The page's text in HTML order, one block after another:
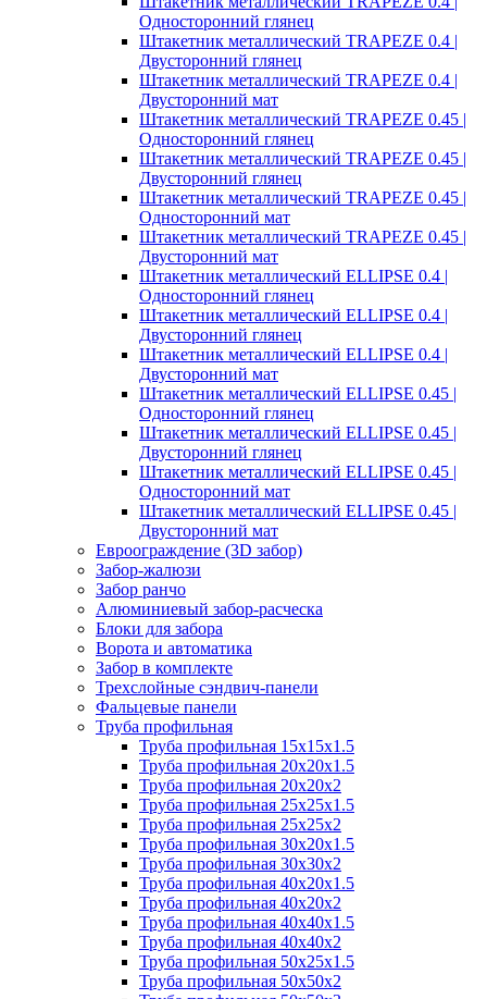
Односторонний глянец
Штакетник металлический TRAPEZE 0.4 |
Двусторонний глянец
Штакетник металлический TRAPEZE 0.4 |
Двусторонний мат
Штакетник металлический TRAPEZE 0.45 |
Односторонний глянец
Штакетник металлический TRAPEZE 0.45 |
Двусторонний глянец
Штакетник металлический TRAPEZE 0.45 |
Односторонний мат
Штакетник металлический TRAPEZE 0.45 |
Двусторонний мат
Штакетник металлический ELLIPSE 0.4 |
Односторонний глянец
Штакетник металлический ELLIPSE 0.4 |
Двусторонний глянец
Штакетник металлический ELLIPSE 0.4 |
Двусторонний мат
Штакетник металлический ELLIPSE 0.45 |
Односторонний глянец
Штакетник металлический ELLIPSE 0.45 |
Двусторонний глянец
Штакетник металлический ELLIPSE 0.45 |
Односторонний мат
Штакетник металлический ELLIPSE 0.45 |
Двусторонний мат
Евроограждение (3D забор)
Забор-жалюзи
Забор ранчо
Алюминиевый забор-расческа
Блоки для забора
Ворота и автоматика
Забор в комплекте
Трехслойные сэндвич-панели
Фальцевые панели
Труба профильная
Труба профильная 15х15х1.5
Труба профильная 20х20х1.5
Труба профильная 20х20х2
Труба профильная 25х25х1.5
Труба профильная 25х25х2
Труба профильная 30х20х1.5
Труба профильная 30х30х2
Труба профильная 40х20х1.5
Труба профильная 40х20х2
Труба профильная 40х40х1.5
Труба профильная 40х40х2
Труба профильная 50х25х1.5
Труба профильная 50х50х2